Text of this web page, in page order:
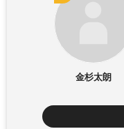
金杉太朗